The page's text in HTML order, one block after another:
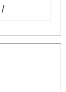
/